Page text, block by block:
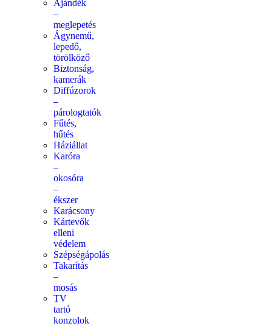
Ajándék
–
meglepetés
Ágynemű,
lepedő,
törölköző
Biztonság,
kamerák
Diffúzorok
–
párologtatók
Fűtés,
hűtés
Háziállat
Karóra
–
okosóra
–
ékszer
Karácsony
Kártevők
elleni
védelem
Szépségápolás
Takarítás
–
mosás
TV
tartó
konzolok